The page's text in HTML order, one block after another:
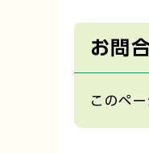
お問
このペー